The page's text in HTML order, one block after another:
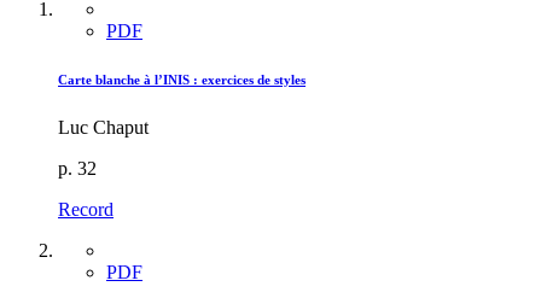
PDF
Carte blanche à l’INIS : exercices de styles
Luc Chaput
p. 32
Record
PDF